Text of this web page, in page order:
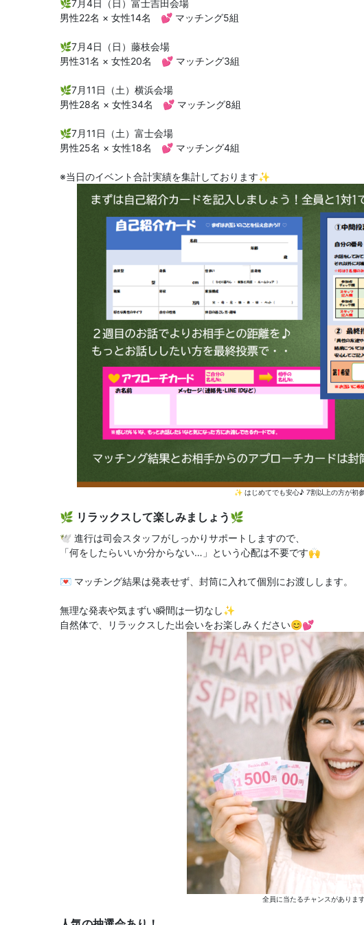
🌿7月4日（日）富士吉田会場
男性22名 × 女性14名 💕 マッチング5組
🌿7月4日（日）藤枝会場
男性31名 × 女性20名 💕 マッチング3組
🌿7月11日（土）横浜会場
男性28名 × 女性34名 💕 マッチング8組
🌿7月11日（土）富士会場
男性25名 × 女性18名 💕 マッチング4組
※当日のイベント合計実績を集計しております✨
✨ はじめてでも安心♪ 7割以上の方が初
🌿 リラックスして楽しみましょう🌿
🕊️ 進行は司会スタッフがしっかりサポートしますので、
「何をしたらいいか分からない…」という心配は不要です🙌
💌 マッチング結果は発表せず、封筒に入れて個別にお渡しします。
無理な発表や気まずい瞬間は一切なし✨
自然体で、リラックスした出会いをお楽しみください😊💕
全員に当たるチャンスがあります